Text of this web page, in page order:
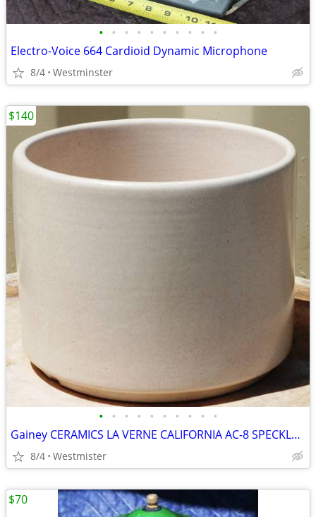
• • • • • • • • • •
Electro-Voice 664 Cardioid Dynamic Microphone
8/4 Westminster
• • • • • • • • • •
Gainey CERAMICS LA VERNE CALIFORNIA AC-8 SPECKLED MATTE WHITE PLANTER
8/4 Westmister
$140
$70